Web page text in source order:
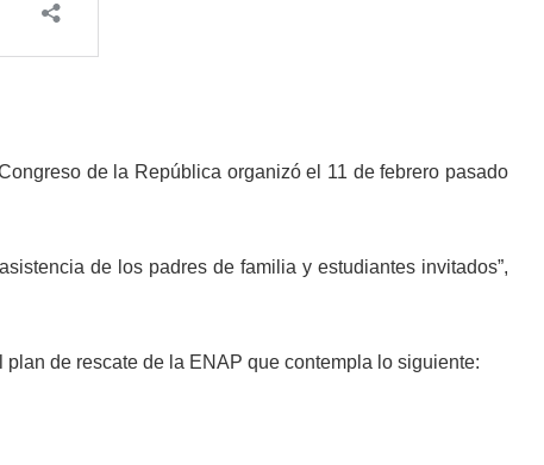
de la República organizó el 11 de febrero pasado
de los padres de familia y estudiantes invitados”,
de rescate de la ENAP que contempla lo siguiente: